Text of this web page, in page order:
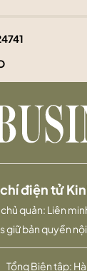
Tổng Biên tập: Hà
điện tử
quản: Liên
giữ bản quyền